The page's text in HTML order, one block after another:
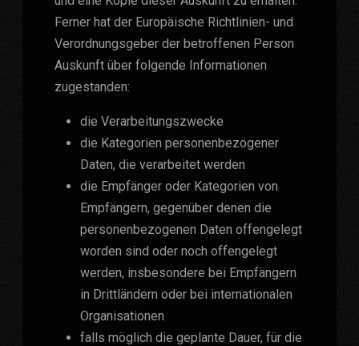
Ferner hat der Europäische Richtlinien- und
Verordnungsgeber der betroffenen Person
Auskunft über folgende Informationen
zugestanden:
die Verarbeitungszwecke
die Kategorien personenbezogener
Daten, die verarbeitet werden
die Empfänger oder Kategorien von
Empfängern, gegenüber denen die
personenbezogenen Daten offengelegt
worden sind oder noch offengelegt
werden, insbesondere bei Empfängern
in Drittländern oder bei internationalen
Organisationen
falls möglich die geplante Dauer, für die